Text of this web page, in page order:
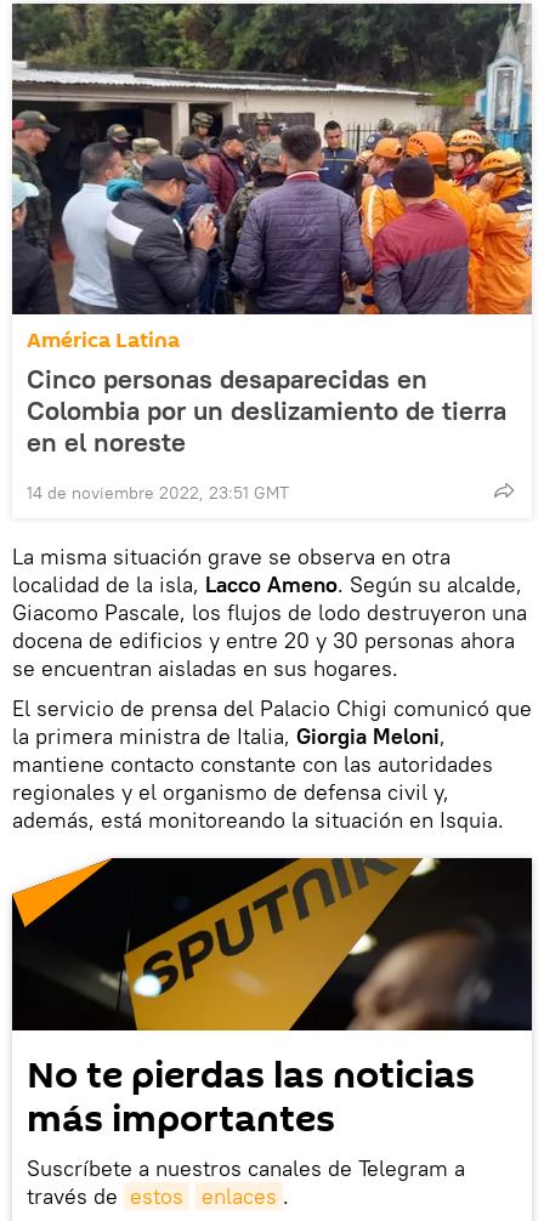
América Latina
Cinco personas desaparecidas en
Colombia por un deslizamiento de tierra
en el noreste
14 de noviembre 2022, 23:51 GMT
La misma situación grave se observa en otra
localidad de la isla, Lacco Ameno. Según su alcalde,
Giacomo Pascale, los flujos de lodo destruyeron una
docena de edificios y entre 20 y 30 personas ahora
se encuentran aisladas en sus hogares.
El servicio de prensa del Palacio Chigi comunicó que
la primera ministra de Italia, Giorgia Meloni,
mantiene contacto constante con las autoridades
regionales y el organismo de defensa civil y,
además, está monitoreando la situación en Isquia.
No te pierdas las noticias
más importantes
Suscríbete a nuestros canales de Telegram a
través de estos enlaces .